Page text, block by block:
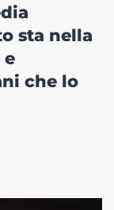
sta nella
e
che lo